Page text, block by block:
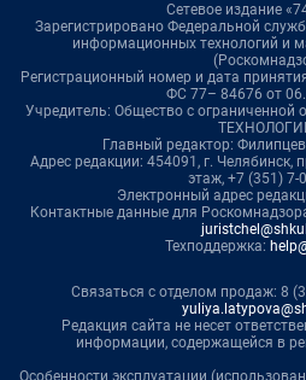
Сетевое издание
Зарегистрировано Федеральной
информационных технологий и
Регистрационный номер и дата
ФС 77– 84676 от
Учредитель: Общество с
Главный редактор:
Адрес редакции: 454091, г. Челябинск,
этаж, +7 (351) 7-
Электронный адрес
Контактные данные для
Техподдержка:
Связаться с отделом продаж: 8
Редакция сайта не несет
информации, содержащейся в
Особенности эксплуатации